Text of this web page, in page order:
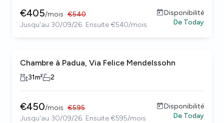
€405/mois €540
Jusqu'au 30/09/26. Ensuite €540/mois
Disponibilité
De Today
Chambre à Padua, Via Felice Mendelssohn
31m² 2
€450/mois €595
Jusqu'au 30/09/26. Ensuite €595/mois
Disponibilité
De Today